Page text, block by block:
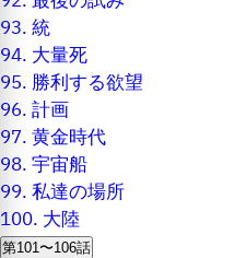
93.統
94. 大量死
95.勝利する欲望
96.計画
97.黄金時代
98.宇宙船
99.私達の場所
100. 大陸
第101〜106話